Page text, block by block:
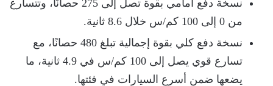
نسخة دفع أمامي بقوة تصل إلى 275 حصانًا، وتتسارع
من 0 إلى 100 كم/س خلال 8.6 ثانية.
نسخة دفع كلي بقوة إجمالية تبلغ 480 حصانًا، مع
تسارع قوي يصل إلى 100 كم/س في 4.9 ثانية، ما
يضعها ضمن أسرع السيارات في فئتها.